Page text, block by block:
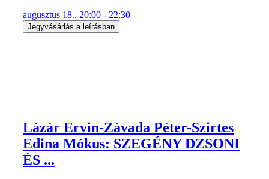
augusztus 18., 20:00 - 22:30
Jegyvásárlás a leírásban
Lázár Ervin-Závada Péter-Szirtes
Edina Mókus: SZEGÉNY DZSONI
ÉS ...